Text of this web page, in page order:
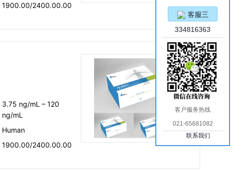
1900.00/2400.00.00
3.75 ng/mL – 120
ng/mL
Human
1900.00/2400.00.00
客服三
334816363
客户服务热线
021-65681082
联系我们